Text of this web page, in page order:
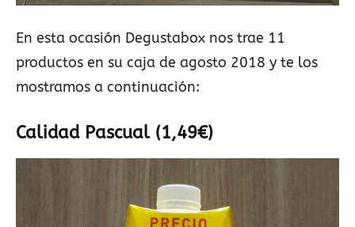
En esta ocasión Degustabox nos trae 11
productos en su caja de agosto 2018 y te los
mostramos a continuación:
Calidad Pascual (1,49€)